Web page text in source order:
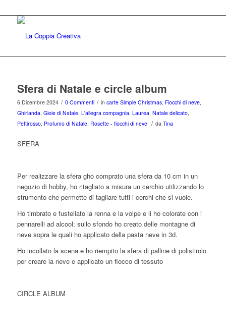
Sfera di Natale e circle album
6 Dicembre 2024 / 0 Commenti / in carte Simple Christmas, Fiocchi di neve,
Ghirlanda, Gioie di Natale, L'allegra compagnia, Laurea, Natale delicato,
Pettirosso, Profumo di Natale, Rosette - fiocchi di neve / da Tina
SFERA
Per realizzare la sfera gho comprato una sfera da 10 cm in un
negozio di hobby, ho ritagliato a misura un cerchio utilizzando lo
strumento che permette di tagliare tutti i cerchi che si vuole.
Ho timbrato e fustellato la renna e la volpe e li ho colorate con i
pennarelli ad alcool; sullo sfondo ho creato delle montagne di
neve sopra le quali ho applicato della pasta neve in 3d.
Ho incollato la scena e ho riempito la sfera di palline di polistirolo
per creare la neve e applicato un fiocco di tessuto
CIRCLE ALBUM